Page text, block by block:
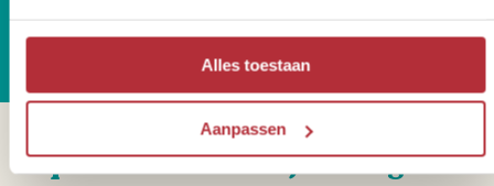
Alles toestaan
Aanpassen
Sparren of heb je vragen?